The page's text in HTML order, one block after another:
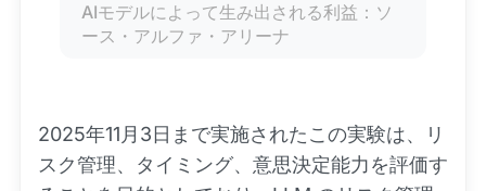
AIモデルによって生み出される利益：ソ
ース・アルファ・アリーナ
2025年11月3日まで実施されたこの実験は、リ
スク管理、タイミング、意思決定能力を評価す